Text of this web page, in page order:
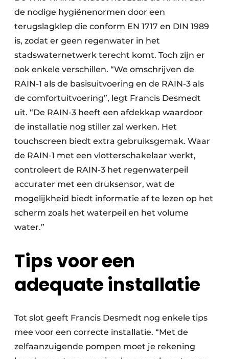
de nodige hygiënenormen door een
terugslagklep die conform EN 1717 en DIN 1989
is, zodat er geen regenwater in het
stadswaternetwerk terecht komt. Toch zijn er
ook enkele verschillen. “We omschrijven de
RAIN-1 als de basisuitvoering en de RAIN-3 als
de comfortuitvoering”, legt Francis Desmedt
uit. “De RAIN-3 heeft een afdekkap waardoor
de installatie nog stiller zal werken. Het
touchscreen biedt extra gebruiksgemak. Waar
de RAIN-1 met een vlotterschakelaar werkt,
controleert de RAIN-3 het regenwaterpeil
accurater met een druksensor, wat de
mogelijkheid biedt informatie af te lezen op het
scherm zoals het waterpeil en het volume
water.”
Tips voor een
adequate installatie
Tot slot geeft Francis Desmedt nog enkele tips
mee voor een correcte installatie. “Met de
zelfaanzuigende pompen moet je rekening